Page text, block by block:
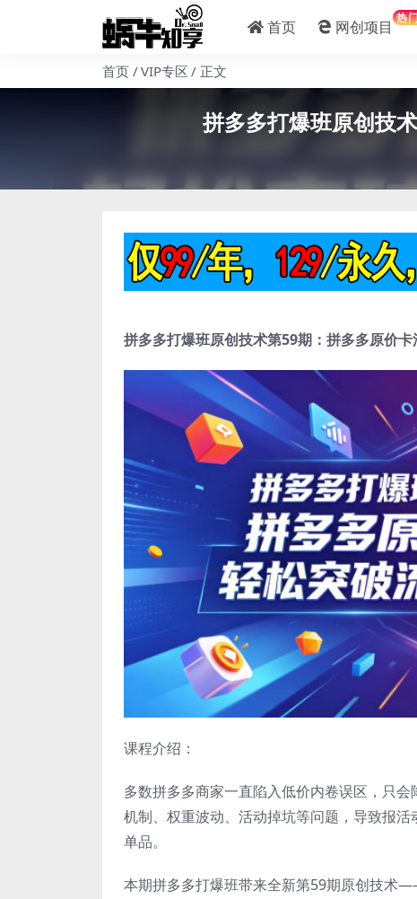
首页 网创项目 热
首页 VIP专区 正文
拼多多打爆班原创技
拼多多打爆班原创技术第59期：拼多多原价
课程介绍：
多数拼多多商家一直陷入低价内卷误区，只
机制、权重波动、活动掉坑等问题，导致报
单品。
本期拼多多打爆班带来全新第59期原创技术